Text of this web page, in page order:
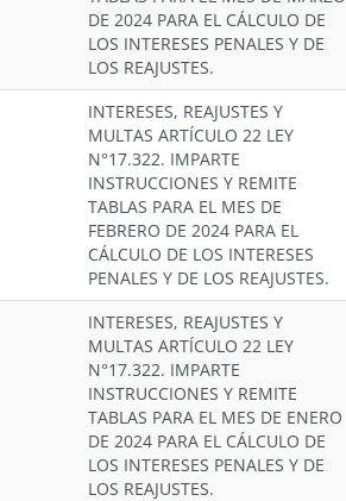
DE 2024 PARA EL CÁLCULO DE
LOS INTERESES PENALES Y DE
LOS REAJUSTES.
INTERESES, REAJUSTES Y
MULTAS ARTÍCULO 22 LEY
N°17.322. IMPARTE
INSTRUCCIONES Y REMITE
TABLAS PARA EL MES DE
FEBRERO DE 2024 PARA EL
CÁLCULO DE LOS INTERESES
PENALES Y DE LOS REAJUSTES.
INTERESES, REAJUSTES Y
MULTAS ARTÍCULO 22 LEY
N°17.322. IMPARTE
INSTRUCCIONES Y REMITE
TABLAS PARA EL MES DE ENERO
DE 2024 PARA EL CÁLCULO DE
LOS INTERESES PENALES Y DE
LOS REAJUSTES.